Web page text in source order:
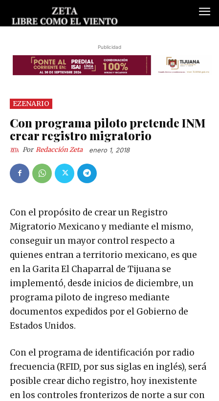
Publicidad
EZENARIO
Con programa piloto pretende INM
crear registro migratorio
Por Redacción Zeta enero 1, 2018
Con el propósito de crear un Registro
Migratorio Mexicano y mediante el mismo,
conseguir un mayor control respecto a
quienes entran a territorio mexicano, es que
en la Garita El Chaparral de Tijuana se
implementó, desde inicios de diciembre, un
programa piloto de ingreso mediante
documentos expedidos por el Gobierno de
Estados Unidos.
Con el programa de identificación por radio
frecuencia (RFID, por sus siglas en inglés), será
posible crear dicho registro, hoy inexistente
en los controles fronterizos de norte a sur con